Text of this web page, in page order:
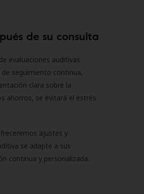
de su consulta
evaluaciones auditivas
seguimiento continua,
clara sobre la
ahorros, se evitará el estrés
ajustes y
se adapte a sus
continua y personalizada.